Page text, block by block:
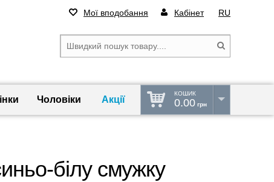
Мої вподобання Кабінет RU
Чоловіки Акції
КОШИК
0.00 грн
білу смужку